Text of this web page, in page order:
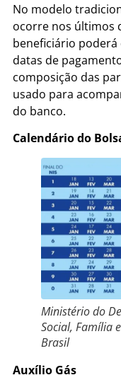
No modelo
ocorre nos últimos
beneficiário
datas de
composição das
usado para
do banco.
Calendário do
Ministério do
Social, Família
Brasil
Auxílio Gás